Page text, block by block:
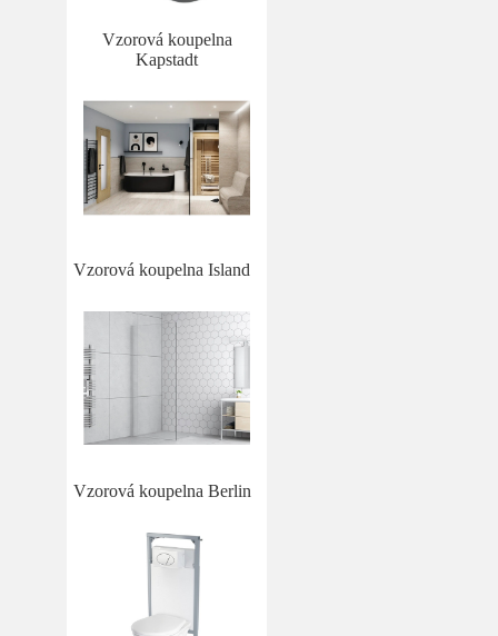
Vzorová koupelna
Kapstadt
Vzorová koupelna Island
Vzorová koupelna Berlin